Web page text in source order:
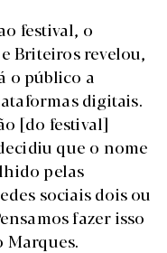
festival, o
Briteiros revelou,
o público a
digitais.
[do festival]
que o nome
pelas
sociais dois ou
fazer isso
Marques.